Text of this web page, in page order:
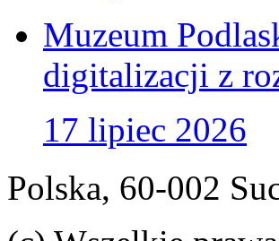
Muzeum
digitalizacji z
17 lipiec 2026
Polska, 60-002